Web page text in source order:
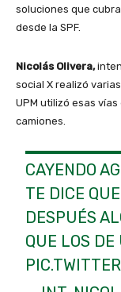
soluciones que
desde la SPF.
Nicolás Olivera,
social X realizó
UPM utilizó esas
camiones.
CAYENDO
TE DICE
DESPUÉS
QUE LOS DE